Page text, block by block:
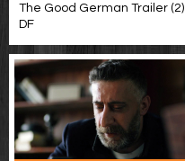
The Good German Trailer (2)
DF